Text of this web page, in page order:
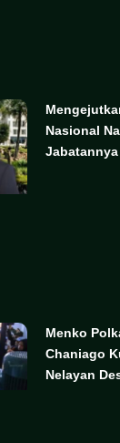
Nasional
Jabatannya
Menko
Chaniago
Nelayan